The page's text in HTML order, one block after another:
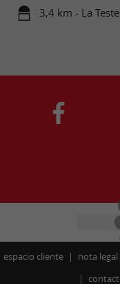
3,4 km - La
espacio cliente nota legal